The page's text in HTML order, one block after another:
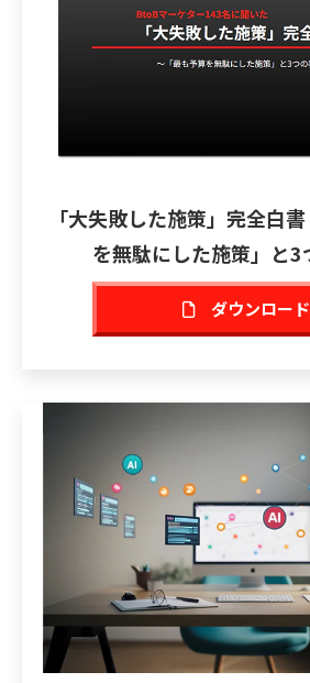
「大失敗した施策」完全白
を無駄にした施策」と3
ダウンロード